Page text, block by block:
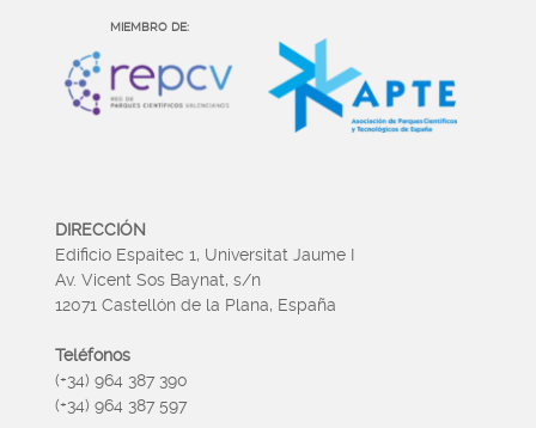
MIEMBRO DE:
DIRECCIÓN
Edificio Espaitec 1, Universitat Jaume I
Av. Vicent Sos Baynat, s/n
12071 Castellón de la Plana, España
Teléfonos
(+34) 964 387 390
(+34) 964 387 597